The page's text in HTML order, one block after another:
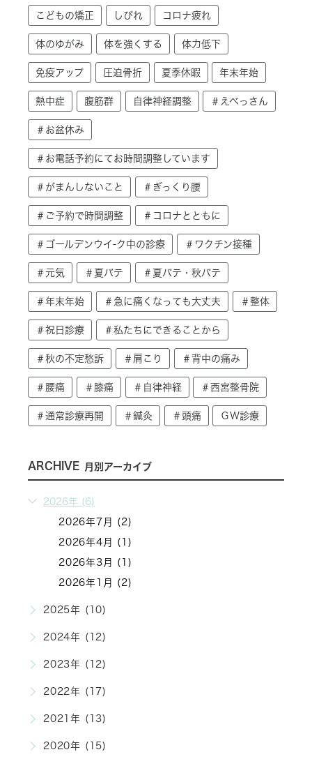
こどもの矯正 しびれ コロナ疲れ
体のゆがみ 体を強くする 体力低下
免疫アップ 圧迫骨折 夏季休暇 年末年始
熱中症 腹筋群 自律神経調整 ＃えべっさん
＃お盆休み
＃お電話予約にてお時間調整しています
＃がまんしないこと ＃ぎっくり腰
＃ご予約で時間調整 ＃コロナとともに
＃ゴールデンウイ-ク中の診療 ＃ワクチン接種
＃元気 ＃夏バテ ＃夏バテ・秋バテ
＃年末年始 ＃急に痛くなっても大丈夫 ＃整体
＃祝日診療 ＃私たちにできることから
＃秋の不定愁訴 ＃肩こり ＃背中の痛み
＃腰痛 ＃膝痛 ＃自律神経 ＃西宮整骨院
＃通常診療再開 ＃鍼灸 ＃頭痛 ＧＷ診療
ARCHIVE 月別アーカイブ
2026年 (6)
2026年7月 (2)
2026年4月 (1)
2026年3月 (1)
2026年1月 (2)
2025年 (10)
2024年 (12)
2023年 (12)
2022年 (17)
2021年 (13)
2020年 (15)